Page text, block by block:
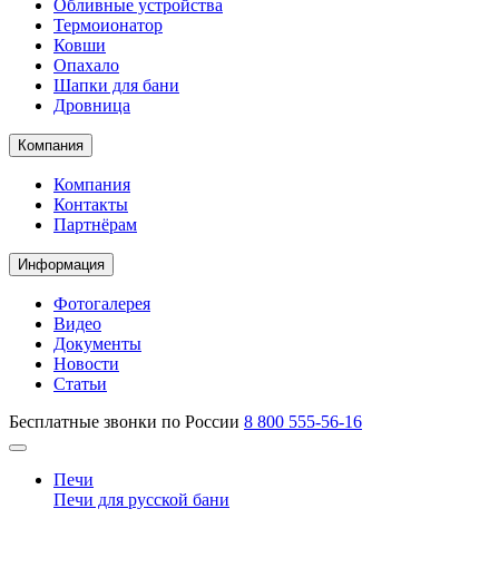
Обливные устройства
Термоионатор
Ковши
Опахало
Шапки для бани
Дровница
Компания
Компания
Контакты
Партнёрам
Информация
Фотогалерея
Видео
Документы
Новости
Статьи
Бесплатные звонки по России 8 800 555-56-16
Печи
Печи для русской бани